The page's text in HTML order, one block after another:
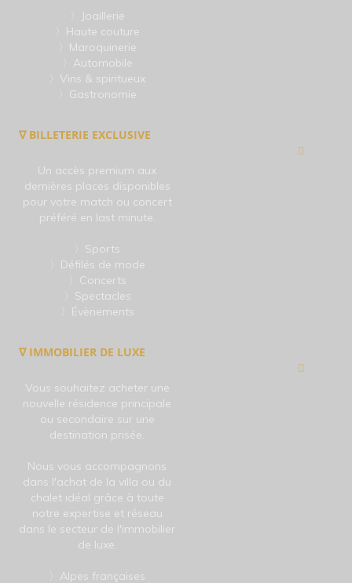
〉Joaillerie
〉Haute couture
〉Maroquinerie
〉Automobile
〉Vins & spiritueux
〉Gastronomie
∇ BILLETERIE EXCLUSIVE
Un accès premium aux
dernières places disponibles
pour votre match ou concert
préféré en last minute.
〉Sports
〉Défilés de mode
〉Concerts
〉Spectacles
〉Évènements
∇ IMMOBILIER DE LUXE
Vous souhaitez acheter une
nouvelle résidence principale
ou secondaire sur une
destination prisée.
Nous vous accompagnons
dans l'achat de la villa ou du
chalet idéal grâce à toute
notre expertise et réseau
dans le secteur de l'immobilier
de luxe.
〉Alpes françaises